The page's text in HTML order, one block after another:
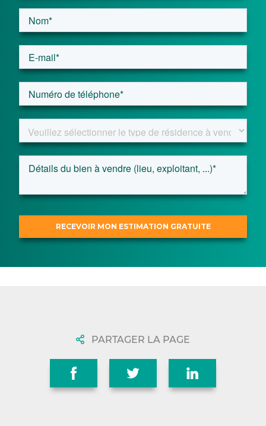
PARTAGER LA PAGE